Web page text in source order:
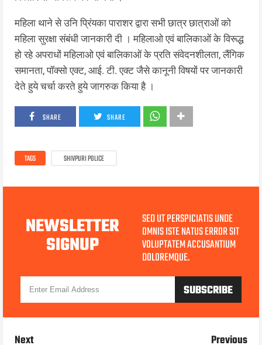
महिला थाने से उनि प्रिंयका पाराशर द्वारा सभी छात्र छात्राओं को
महिला सुरक्षा संबंधी जानकारी दी । महिलाओ एवं बालिकाओं के विरूद्ध
हो रहे अपराधों महिलाओ एवं बालिकाओं के प्रति संवेदनशीलता, लैंगिक
समानता, पॉक्सो एक्ट, आई. टी. एक्ट जैसे कानूनी विषयों पर जानकारी
देते हुये चर्चा करते हुये जागरुक किया है ।
SHARE SHARE
TAGS SHIVPURI POLICE
NEWSLETTER
SIGNUP
SED UT PERSPICIATIS UNDE
OMNIS ISTE NATUS ERROR SIT
VOLUPTATEM ACCUSANTIUM
DOLOREMQUE.
Next Previous